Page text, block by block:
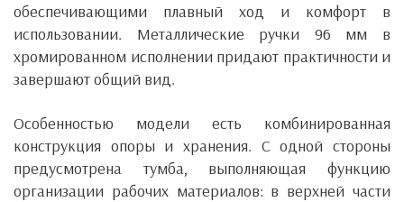
обеспечивающими плавный ход и комфорт в
использовании. Металлические ручки 96 мм в
хромированном исполнении придают практичности и
завершают общий вид.
Особенностью модели есть комбинированная
конструкция опоры и хранения. С одной стороны
предусмотрена тумба, выполняющая функцию
организации рабочих материалов: в верхней части